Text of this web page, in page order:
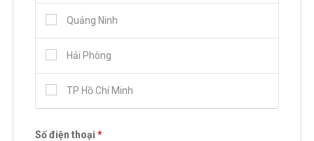
Quảng Ninh
Hải Phòng
TP Hồ Chí Minh
Số điện thoại *